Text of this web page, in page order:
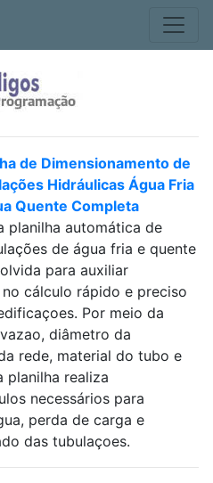
de Dimensionamento de
Hidráulicas Água Fria
Quente Completa
planilha automática de
de água fria e quente
para auxiliar
cálculo rápido e preciso
Por meio da
diâmetro da
rede, material do tubo e
planilha realiza
necessários para
perda de carga e
das tubulaçoes.